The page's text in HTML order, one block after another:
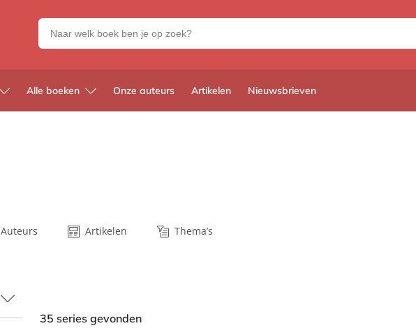
Zoeken
naar
en
uitgevers
Alle boeken Onze auteurs Artikelen Nieuwsbrieven
Auteurs Artikelen Thema’s
35 series gevonden